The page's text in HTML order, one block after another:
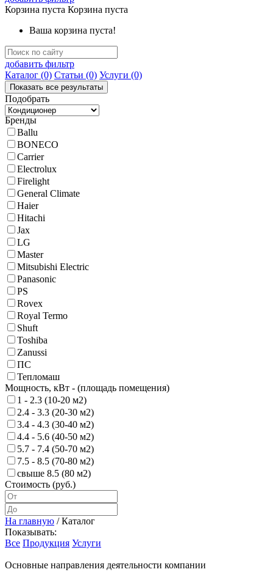
Корзина пуста Корзина пуста
Ваша корзина пуста!
добавить фильтр
Каталог (0) Статьи (0) Услуги (0)
Подобрать
Бренды
Ballu
BONECO
Carrier
Electrolux
Firelight
General Climate
Haier
Hitachi
Jax
LG
Master
Mitsubishi Electric
Panasonic
PS
Rovex
Royal Termo
Shuft
Toshiba
Zanussi
ПС
Тепломаш
Мощность, кВт - (площадь помещения)
1 - 2.3 (10-20 м2)
2.4 - 3.3 (20-30 м2)
3.4 - 4.3 (30-40 м2)
4.4 - 5.6 (40-50 м2)
5.7 - 7.4 (50-70 м2)
7.5 - 8.5 (70-80 м2)
свыше 8.5 (80 м2)
Стоимость (руб.)
На главную /Каталог
Показывать:
Все Продукция Услуги
Основные направления деятельности компании